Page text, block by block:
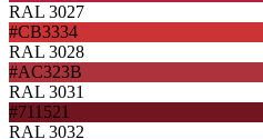
RAL 3027
#CB3334
RAL 3028
#AC323B
RAL 3031
#711521
RAL 3032